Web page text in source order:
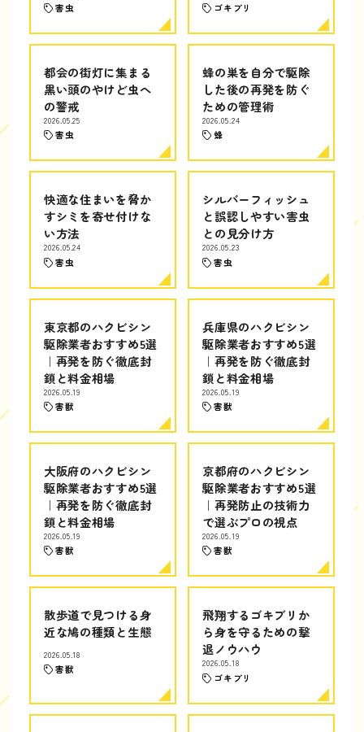
害虫 ゴキブリ
都会の街灯に集まる
黒い頭のやけど虫へ
の警戒
2026.05.25
害虫
蜂の巣を自分で駆除
した後の再発を防ぐ
ための管理術
2026.05.24
蜂
快適な住まいを脅か
すシミを寄せ付けな
い方法
2026.05.24
害虫
シルバーフィッシュ
と誤認しやすい害虫
との見分け方
2026.05.23
害虫
東京都のハクビシン
駆除業者おすすめ5選
｜再発を防ぐ徹底封
鎖と料金相場
2026.05.19
害獣
兵庫県のハクビシン
駆除業者おすすめ5選
｜再発を防ぐ徹底封
鎖と料金相場
2026.05.19
害獣
大阪府のハクビシン
駆除業者おすすめ5選
｜再発を防ぐ徹底封
鎖と料金相場
2026.05.19
害獣
京都府のハクビシン
駆除業者おすすめ5選
｜再発防止の技術力
で選ぶプロの視点
2026.05.19
害獣
散歩道で見つける身
近な鳩の種類と生態
2026.05.18
害獣
飛翔するゴキブリか
ら身を守るための撃
退ノウハウ
2026.05.18
ゴキブリ